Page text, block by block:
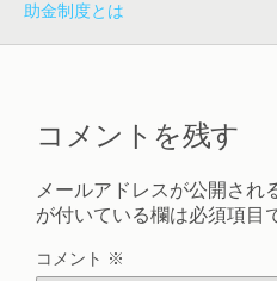
助金制度とは
コメントを残す
メールアドレスが公開され
が付いている欄は必須項目
コメント ※